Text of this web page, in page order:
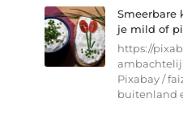
Smeerbare
je mild of
https://
Pixabay /
buitenland